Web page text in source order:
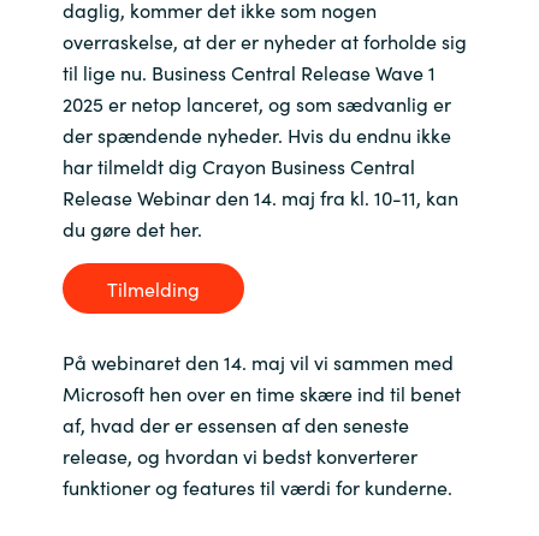
Estonia
Finland
France
Germany
Hungary
India
Indonesia
Kingdom of Saudi Arabia
daglig, kommer det ikke som nogen
overraskelse, at der er nyheder at forholde sig
til lige nu. Business Central Release Wave 1
2025 er netop lanceret, og som sædvanlig er
der spændende nyheder. Hvis du endnu ikke
har tilmeldt dig Crayon Business Central
Release Webinar den 14. maj fra kl. 10-11, kan
du gøre det her.
Tilmelding
På webinaret den 14. maj vil vi sammen med
Microsoft hen over en time skære ind til benet
af, hvad der er essensen af den seneste
release, og hvordan vi bedst konverterer
funktioner og features til værdi for kunderne.